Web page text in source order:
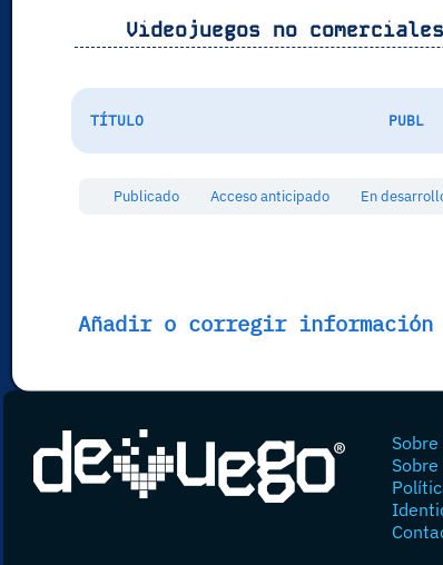
Videojuegos no
TÍTULO PUBL
Publicado Acceso anticipado En
Añadir o corregir información
Sobre